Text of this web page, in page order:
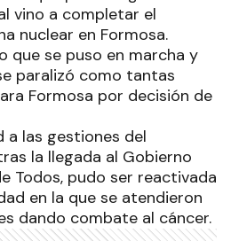
vino a completar el
nuclear en Formosa.
que se puso en marcha y
paralizó como tantas
Formosa por decisión de
a las gestiones del
la llegada al Gobierno
Todos, pudo ser reactivada
en la que se atendieron
dando combate al cáncer.